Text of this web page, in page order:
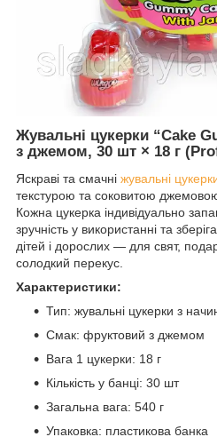
Жувальні цукерки “Cake
з джемом, 30 шт × 18 г
Яскраві та смачні жувальні
текстурою та соковитою
Кожна цукерка індивідуально
зручність у використанні та
дітей і дорослих — для свят,
солодкий перекус.
Характеристики:
Тип: жувальні цукерки з
Смак: фруктовий з джемом
Вага 1 цукерки: 18 г
Кількість у банці: 30 шт
Загальна вага: 540 г
Упаковка: пластикова банка